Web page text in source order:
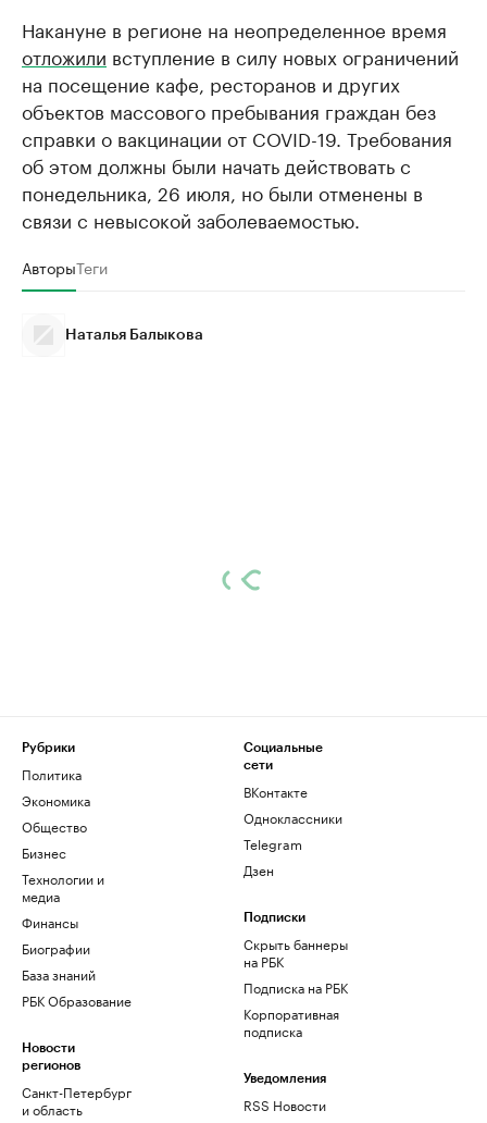
Накануне в регионе на неопределенное время
отложили вступление в силу новых ограничений
на посещение кафе, ресторанов и других
объектов массового пребывания граждан без
справки о вакцинации от COVID-19. Требования
об этом должны были начать действовать с
понедельника, 26 июля, но были отменены в
связи с невысокой заболеваемостью.
АвторыТеги
Наталья Балыкова
Рубрики
Политика
Экономика
Общество
Бизнес
Технологии и
медиа
Финансы
Биографии
База знаний
РБК Образование
Новости
регионов
Санкт-Петербург
и область
Социальные
сети
ВКонтакте
Одноклассники
Telegram
Дзен
Подписки
Скрыть баннеры
на РБК
Подписка на РБК
Корпоративная
подписка
Уведомления
RSS Новости